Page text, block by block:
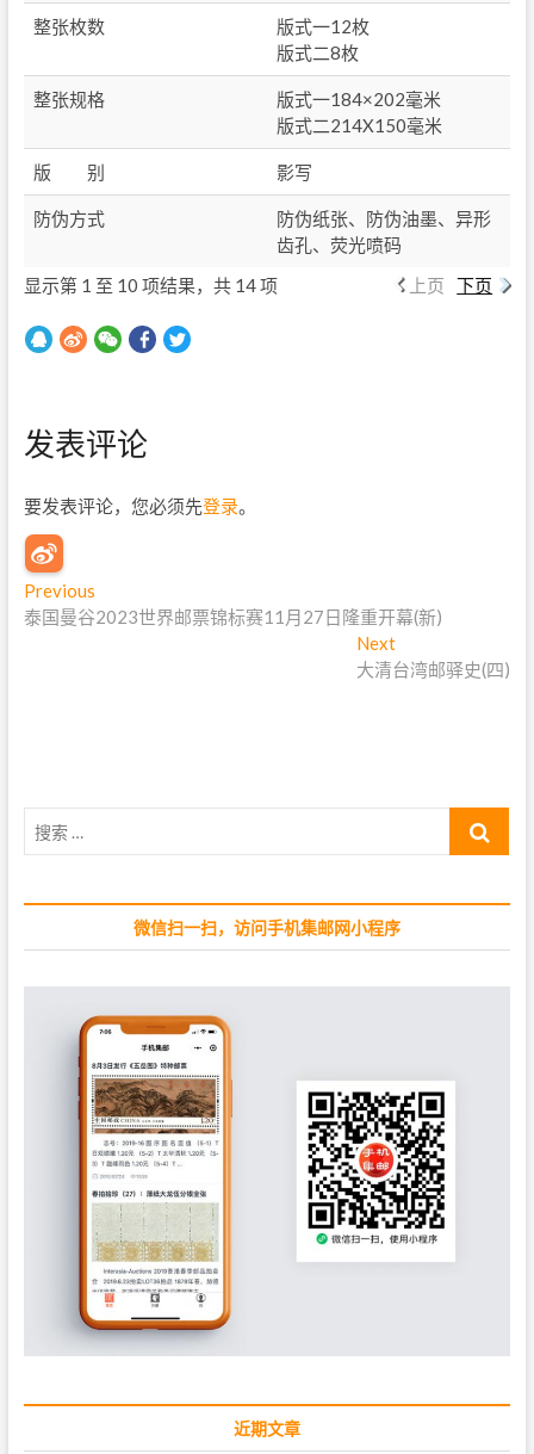
整张枚数
版式一12枚
版式二8枚
整张规格
版式一184×202毫米
版式二214X150毫米
版 别 影写
防伪方式
防伪纸张、防伪油墨、异形
齿孔、荧光喷码
显示第 1 至 10 项结果，共 14 项
上页 下页
发表评论
要发表评论，您必须先登录。
文
章
Previous
r
s
:
泰国曼谷2023世界邮票锦标赛11月27日隆重开幕(新)
Next
e
:
大清台湾邮驿史(四)
微信扫一扫，访问手机集邮网小程序
近期文章